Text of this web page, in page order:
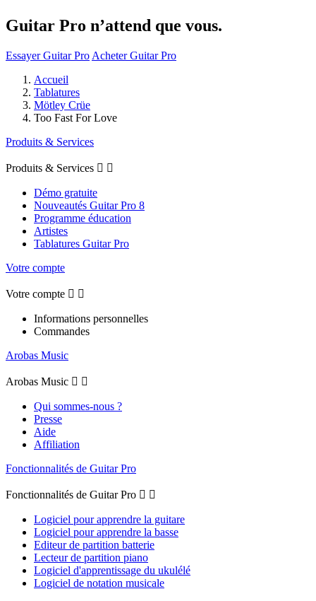
Guitar Pro n’attend que vous.
Essayer Guitar Pro Acheter Guitar Pro
Accueil
Tablatures
Mötley Crüe
Too Fast For Love
Produits & Services
Produits & Services  
Démo gratuite
Nouveautés Guitar Pro 8
Programme éducation
Artistes
Tablatures Guitar Pro
Votre compte
Votre compte  
Informations personnelles
Commandes
Arobas Music
Arobas Music  
Qui sommes-nous ?
Presse
Aide
Affiliation
Fonctionnalités de Guitar Pro
Fonctionnalités de Guitar Pro  
Logiciel pour apprendre la guitare
Logiciel pour apprendre la basse
Editeur de partition batterie
Lecteur de partition piano
Logiciel d'apprentissage du ukulélé
Logiciel de notation musicale